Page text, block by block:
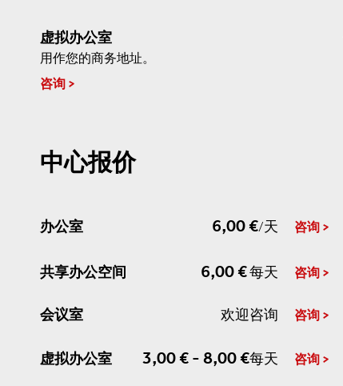
虚拟办公室
用作您的商务地址。
咨询
中心报价
办公室 6,00 €/天 咨询
共享办公空间 6,00 €每天 咨询
会议室 欢迎咨询 咨询
虚拟办公室 3,00 € - 8,00 €每天 咨询